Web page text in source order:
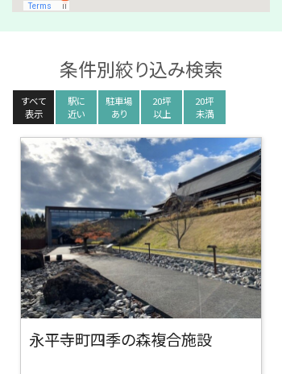
条件別絞り込み検索
すべて
表示
駅に
近い
駐車場
あり
20坪
以上
20坪
未満
永平寺町四季の森複合施設